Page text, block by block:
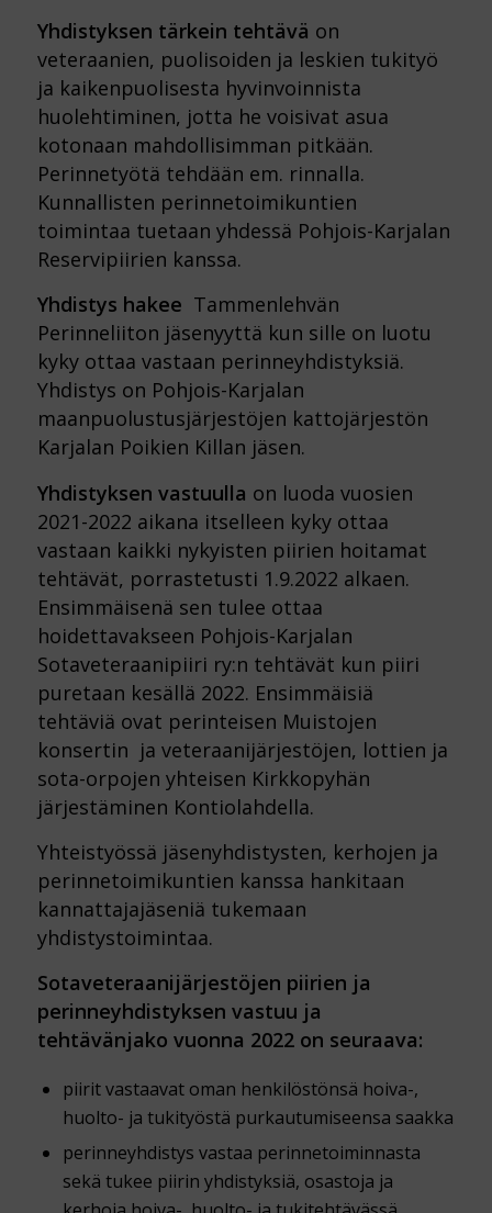
Yhdistyksen tärkein tehtävä on
veteraanien, puolisoiden ja leskien tukityö
ja kaikenpuolisesta hyvinvoinnista
huolehtiminen, jotta he voisivat asua
kotonaan mahdollisimman pitkään.
Perinnetyötä tehdään em. rinnalla.
Kunnallisten perinnetoimikuntien
toimintaa tuetaan yhdessä Pohjois-Karjalan
Reservipiirien kanssa.
Yhdistys hakee Tammenlehvän
Perinneliiton jäsenyyttä kun sille on luotu
kyky ottaa vastaan perinneyhdistyksiä.
Yhdistys on Pohjois-Karjalan
maanpuolustusjärjestöjen kattojärjestön
Karjalan Poikien Killan jäsen.
Yhdistyksen vastuulla on luoda vuosien
2021-2022 aikana itselleen kyky ottaa
vastaan kaikki nykyisten piirien hoitamat
tehtävät, porrastetusti 1.9.2022 alkaen.
Ensimmäisenä sen tulee ottaa
hoidettavakseen Pohjois-Karjalan
Sotaveteraanipiiri ry:n tehtävät kun piiri
puretaan kesällä 2022. Ensimmäisiä
tehtäviä ovat perinteisen Muistojen
konsertin ja veteraanijärjestöjen, lottien ja
sota-orpojen yhteisen Kirkkopyhän
järjestäminen Kontiolahdella.
Yhteistyössä jäsenyhdistysten, kerhojen ja
perinnetoimikuntien kanssa hankitaan
kannattajajäseniä tukemaan
yhdistystoimintaa.
Sotaveteraanijärjestöjen piirien ja
perinneyhdistyksen vastuu ja
tehtävänjako vuonna 2022 on seuraava:
piirit vastaavat oman henkilöstönsä hoiva-,
huolto- ja tukityöstä purkautumiseensa saakka
perinneyhdistys vastaa perinnetoiminnasta
sekä tukee piirin yhdistyksiä, osastoja ja